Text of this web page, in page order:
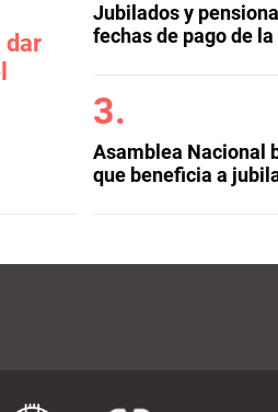
dar
Jubilados y
fechas de pago de
Asamblea Nacional
que beneficia a